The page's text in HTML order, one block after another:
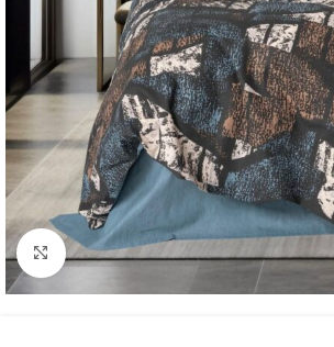
Kliknite za uvećanje